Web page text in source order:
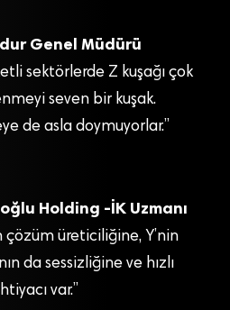
Genel Müdürü
sektörlerde Z kuşağı çok
seven bir kuşak.
de asla doymuyorlar.”
Holding -İK Uzmanı
çözüm üreticiliğine, Y’nin
da sessizliğine ve hızlı
var.”